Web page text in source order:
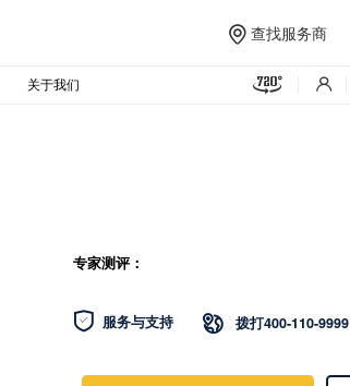
 查找服务商
关于我们  
专家测评：
 服务与支持  拨打400-110-9999